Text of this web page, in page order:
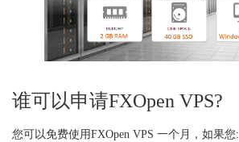
谁可以申请FXOpen VPS?
您可以免费使用FXOpen VPS 一个月，如果您: